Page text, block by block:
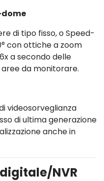
dome
di tipo fisso, o Speed-
con ottiche a zoom
a secondo delle
da monitorare.
videosorveglianza
di ultima generazione
anche in
NVR